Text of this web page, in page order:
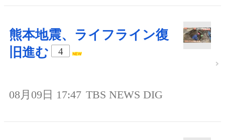
熊本地震、ライフライン復
旧進む
4
08月09日 17:47 TBS NEWS DIG